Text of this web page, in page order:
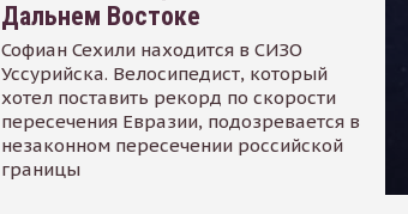
Дальнем Востоке
Софиан Сехили находится в СИЗО
Уссурийска. Велосипедист, который
хотел поставить рекорд по скорости
пересечения Евразии, подозревается в
незаконном пересечении российской
границы